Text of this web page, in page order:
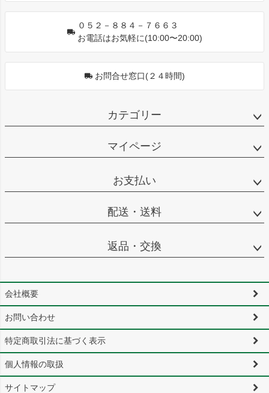
０５２－８８４－７６６３
お電話はお気軽に(10:00〜20:00)
お問合せ窓口(２４時間)
カテゴリー
マイページ
お支払い
配送・送料
返品・交換
会社概要
お問い合わせ
特定商取引法に基づく表示
個人情報の取扱
サイトマップ